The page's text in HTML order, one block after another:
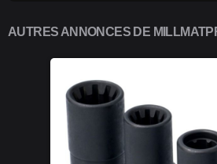
AUTRES ANNONCES DE